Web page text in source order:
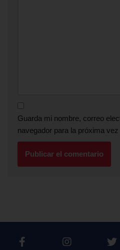
Guarda mi nombre, correo
navegador para la próxima